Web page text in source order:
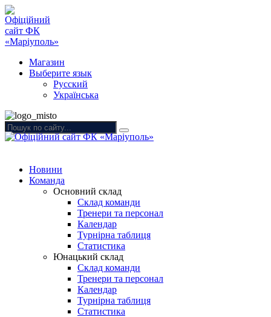
Магазин
Выберите язык
Русский
Українська
Новини
Команда
Основний склад
Склад команди
Тренери та персонал
Календар
Турнірна таблиця
Статистика
Юнацький склад
Склад команди
Тренери та персонал
Календар
Турнірна таблиця
Статистика